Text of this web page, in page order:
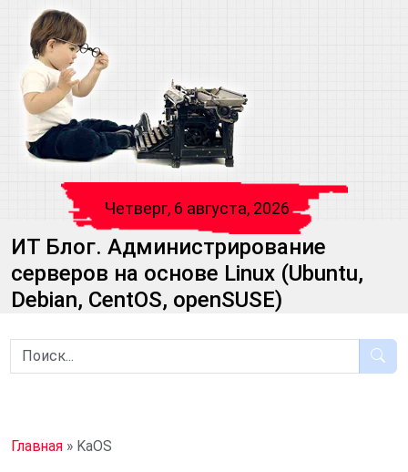
Четверг, 6 августа, 2026
ИТ Блог. Администрирование
серверов на основе Linux (Ubuntu,
Debian, CentOS, openSUSE)
Главная » KaOS